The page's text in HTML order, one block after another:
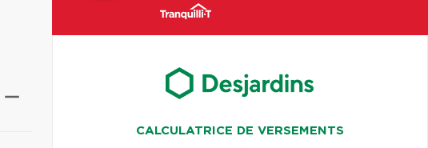
CALCULATRICE DE VERSEMENTS